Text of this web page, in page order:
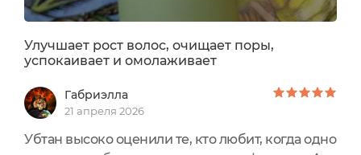
Улучшает рост волос, очищает поры,
успокаивает и омолаживает
Габриэлла
21 апреля 2026
Убтан высоко оценили те, кто любит, когда одно